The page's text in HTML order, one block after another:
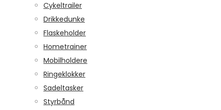
Cykeltrailer
Drikkedunke
Flaskeholder
Hometrainer
Mobilholdere
Ringeklokker
Sadeltasker
Styrbånd